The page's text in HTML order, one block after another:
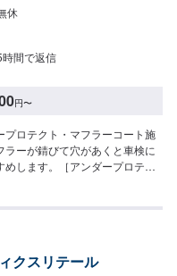
休
間で返信
円〜
プロテクト・マフラーコート施
ーが錆びて穴があくと車検に
します。［アンダープロテク
：5,500円⚫︎大型車：5,500円
クスリテール